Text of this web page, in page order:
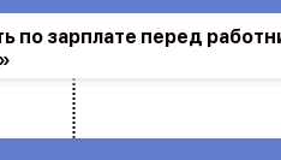
по зарплате перед